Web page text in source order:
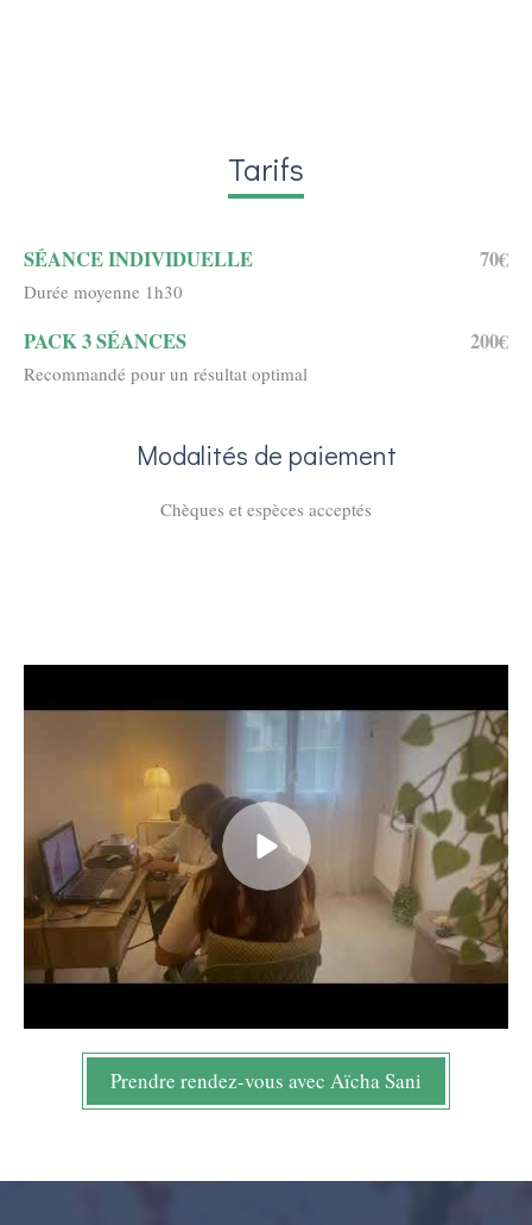
Tarifs
70€
SÉANCE INDIVIDUELLE
Durée moyenne 1h30
200€
PACK 3 SÉANCES
Recommandé pour un résultat optimal
Modalités de paiement
Chèques et espèces acceptés
Prendre rendez-vous avec Aïcha Sani